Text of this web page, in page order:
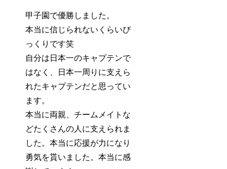
甲子園で優勝しました。
本当に信じられないくらいび
っくりです笑
自分は日本一のキャプテンで
はなく、日本一周りに支えら
れたキャプテンだと思ってい
ます。
本当に両親、チームメイトな
どたくさんの人に支えられま
した。本当に応援が力になり
勇気を貰いました。本当に感